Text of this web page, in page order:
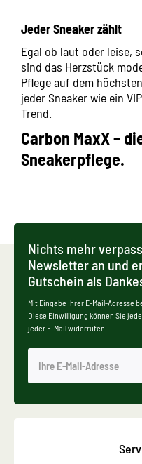
Jeder Sneaker zählt
Egal ob laut oder leise,
sind das Herzstück
Pflege auf dem
jeder Sneaker wie ein
Trend.
Carbon MaxX –
Sneakerpflege.
Nichts mehr
Newsletter an und
Gutschein als
Mit Eingabe Ihrer E-Mail-Adresse
Diese Einwilligung können Sie
jeder E-Mail widerrufen.